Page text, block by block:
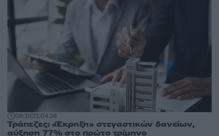
08:1921.04.26
Τράπεζες: «Έκρηξη» στεγαστικών δανείων,
αύξηση 77% στο πρώτο τρίμηνο